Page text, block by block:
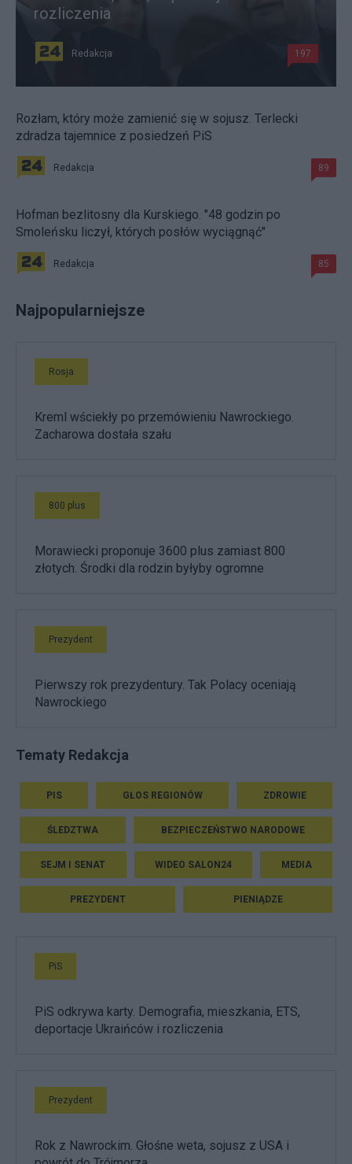
rozliczenia
Redakcja 197
Rozłam, który może zamienić się w sojusz. Terlecki
zdradza tajemnice z posiedzeń PiS
Redakcja 89
Hofman bezlitosny dla Kurskiego. "48 godzin po
Smoleńsku liczył, których posłów wyciągnąć"
Redakcja 85
Najpopularniejsze
Rosja
Kreml wściekły po przemówieniu Nawrockiego.
Zacharowa dostała szału
800 plus
Morawiecki proponuje 3600 plus zamiast 800
złotych. Środki dla rodzin byłyby ogromne
Prezydent
Pierwszy rok prezydentury. Tak Polacy oceniają
Nawrockiego
Tematy Redakcja
PIS GŁOS REGIONÓW ZDROWIE
ŚLEDZTWA BEZPIECZEŃSTWO NARODOWE
SEJM I SENAT WIDEO SALON24 MEDIA
PREZYDENT PIENIĄDZE
PiS
PiS odkrywa karty. Demografia, mieszkania, ETS,
deportacje Ukraińców i rozliczenia
Prezydent
Rok z Nawrockim. Głośne weta, sojusz z USA i